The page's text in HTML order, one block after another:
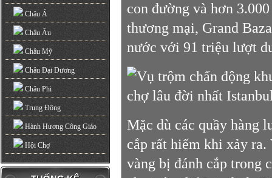
Châu Á
Châu Âu
Châu Mỹ
Châu Đại Dương
Châu Phi
Trung Đông
Hành Hương Công Giáo
Hội Chợ
con đường và hơn
thương mại, Grand
nước với 91 triệu lượt
Mặc dù các quầy hàng
cắp rất hiếm khi xảy
vàng bị đánh cắp trong